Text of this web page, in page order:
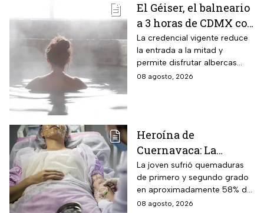
El Géiser, el balneario
a 3 horas de CDMX con
aguas termales de 45°
y descuentos para
adultos mayores del
INAPAM: ¿cuánto
La credencial vigente reduce
la entrada a la mitad y
permite disfrutar albercas
termales, vapor natural y
08 agosto, 2026
Heroína de
Cuernavaca: La
historia de Carla, la
adolescente que
protegió a su
La joven sufrió quemaduras
de primero y segundo grado
en aproximadamente 58% de
su cuerpo, principalmente en
08 agosto, 2026